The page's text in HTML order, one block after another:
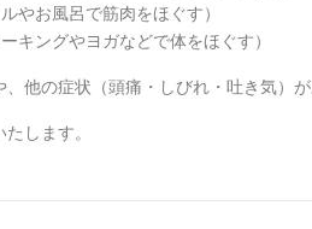
やお風呂で筋肉をほぐす）
キングやヨガなどで体をほぐす）
他の症状（頭痛・しびれ・吐き気）
します。